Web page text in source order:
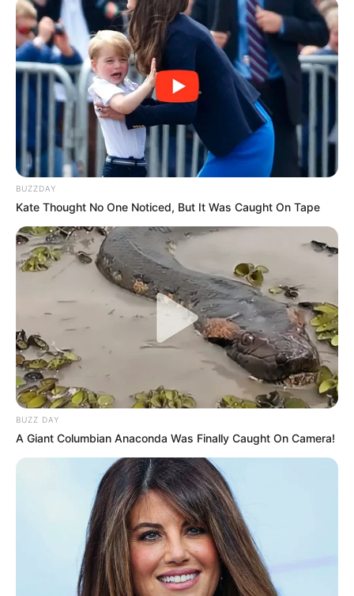
BUZZDAY
Kate Thought No One Noticed, But It Was Caught On Tape
BUZZ DAY
A Giant Columbian Anaconda Was Finally Caught On Camera!